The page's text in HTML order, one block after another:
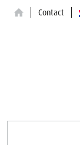
Contact